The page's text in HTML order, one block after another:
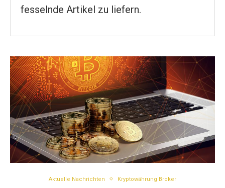
fesselnde Artikel zu liefern.
Aktuelle Nachrichten Kryptowährung Broker